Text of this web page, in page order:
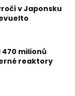
v Japonsku
milionů
reaktory